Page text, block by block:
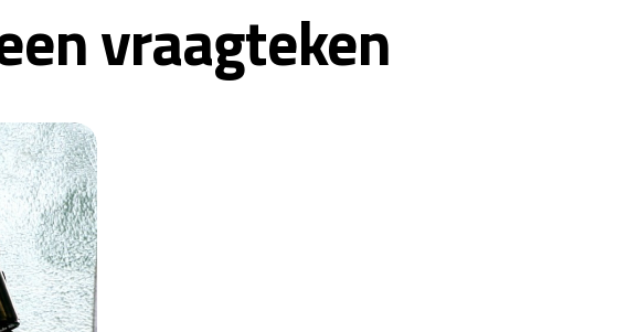
vraagteken